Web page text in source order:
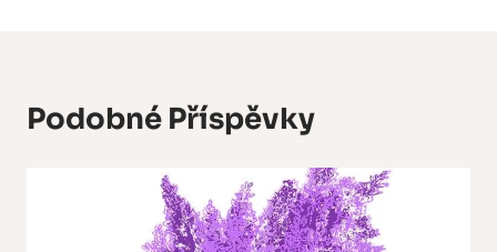
Podobné Příspěvky